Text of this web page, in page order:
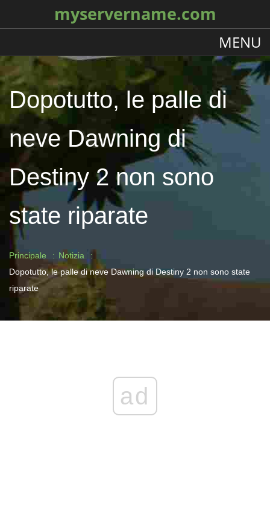
myservername.com
MENU
Dopotutto, le palle di
neve Dawning di
Destiny 2 non sono
state riparate
Principale
Notizia
Dopotutto, le palle di neve Dawning di Destiny 2 non sono state
riparate
ad